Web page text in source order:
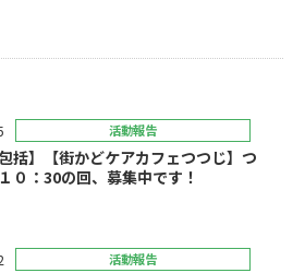
活動報告
包括】【街かどケアカフェつつじ】つ
０：30の回、募集中です！
活動報告